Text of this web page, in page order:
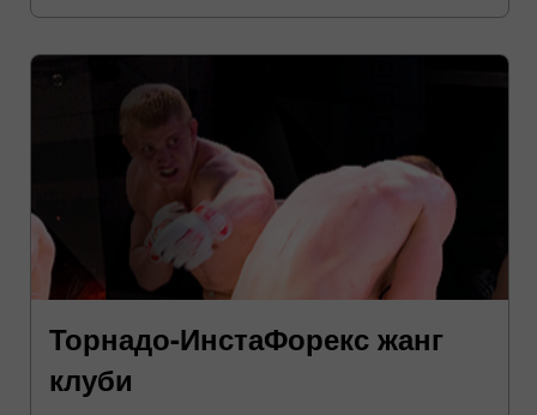
Торнадо-ИнстаФорекс жанг
клуби